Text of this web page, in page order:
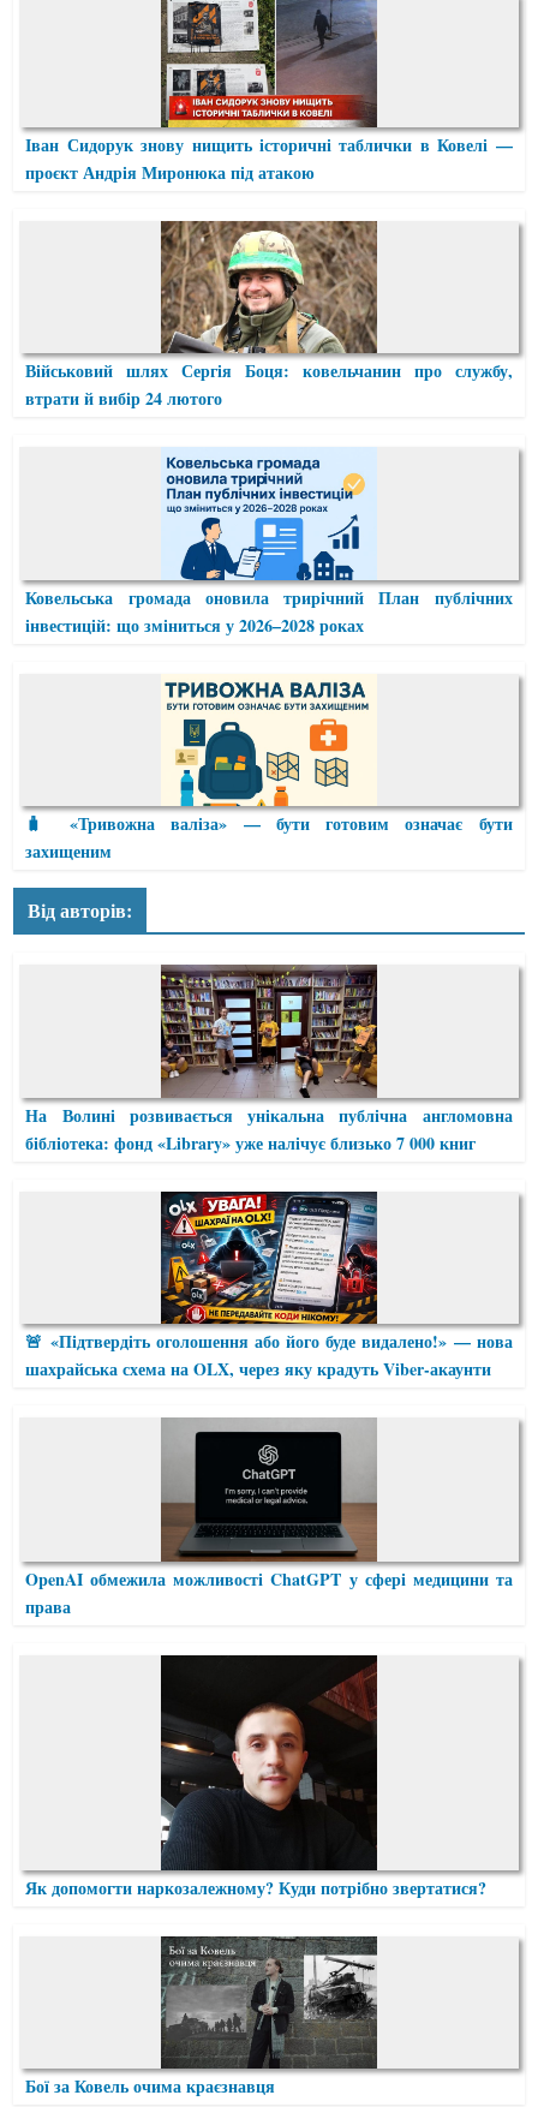
Іван Сидорук знову нищить історичні таблички в Ковелі —
проєкт Андрія Миронюка під атакою
Військовий шлях Сергія Боця: ковельчанин про службу,
втрати й вибір 24 лютого
Ковельська громада оновила трирічний План публічних
інвестицій: що зміниться у 2026–2028 роках
🧳 «Тривожна валіза» — бути готовим означає бути
захищеним
Від авторів:
На Волині розвивається унікальна публічна англомовна
бібліотека: фонд «Library» уже налічує близько 7 000 книг
🚨 «Підтвердіть оголошення або його буде видалено!» — нова
шахрайська схема на OLX, через яку крадуть Viber-акаунти
OpenAI обмежила можливості ChatGPT у сфері медицини та
права
Як допомогти наркозалежному? Куди потрібно звертатися?
Бої за Ковель очима краєзнавця